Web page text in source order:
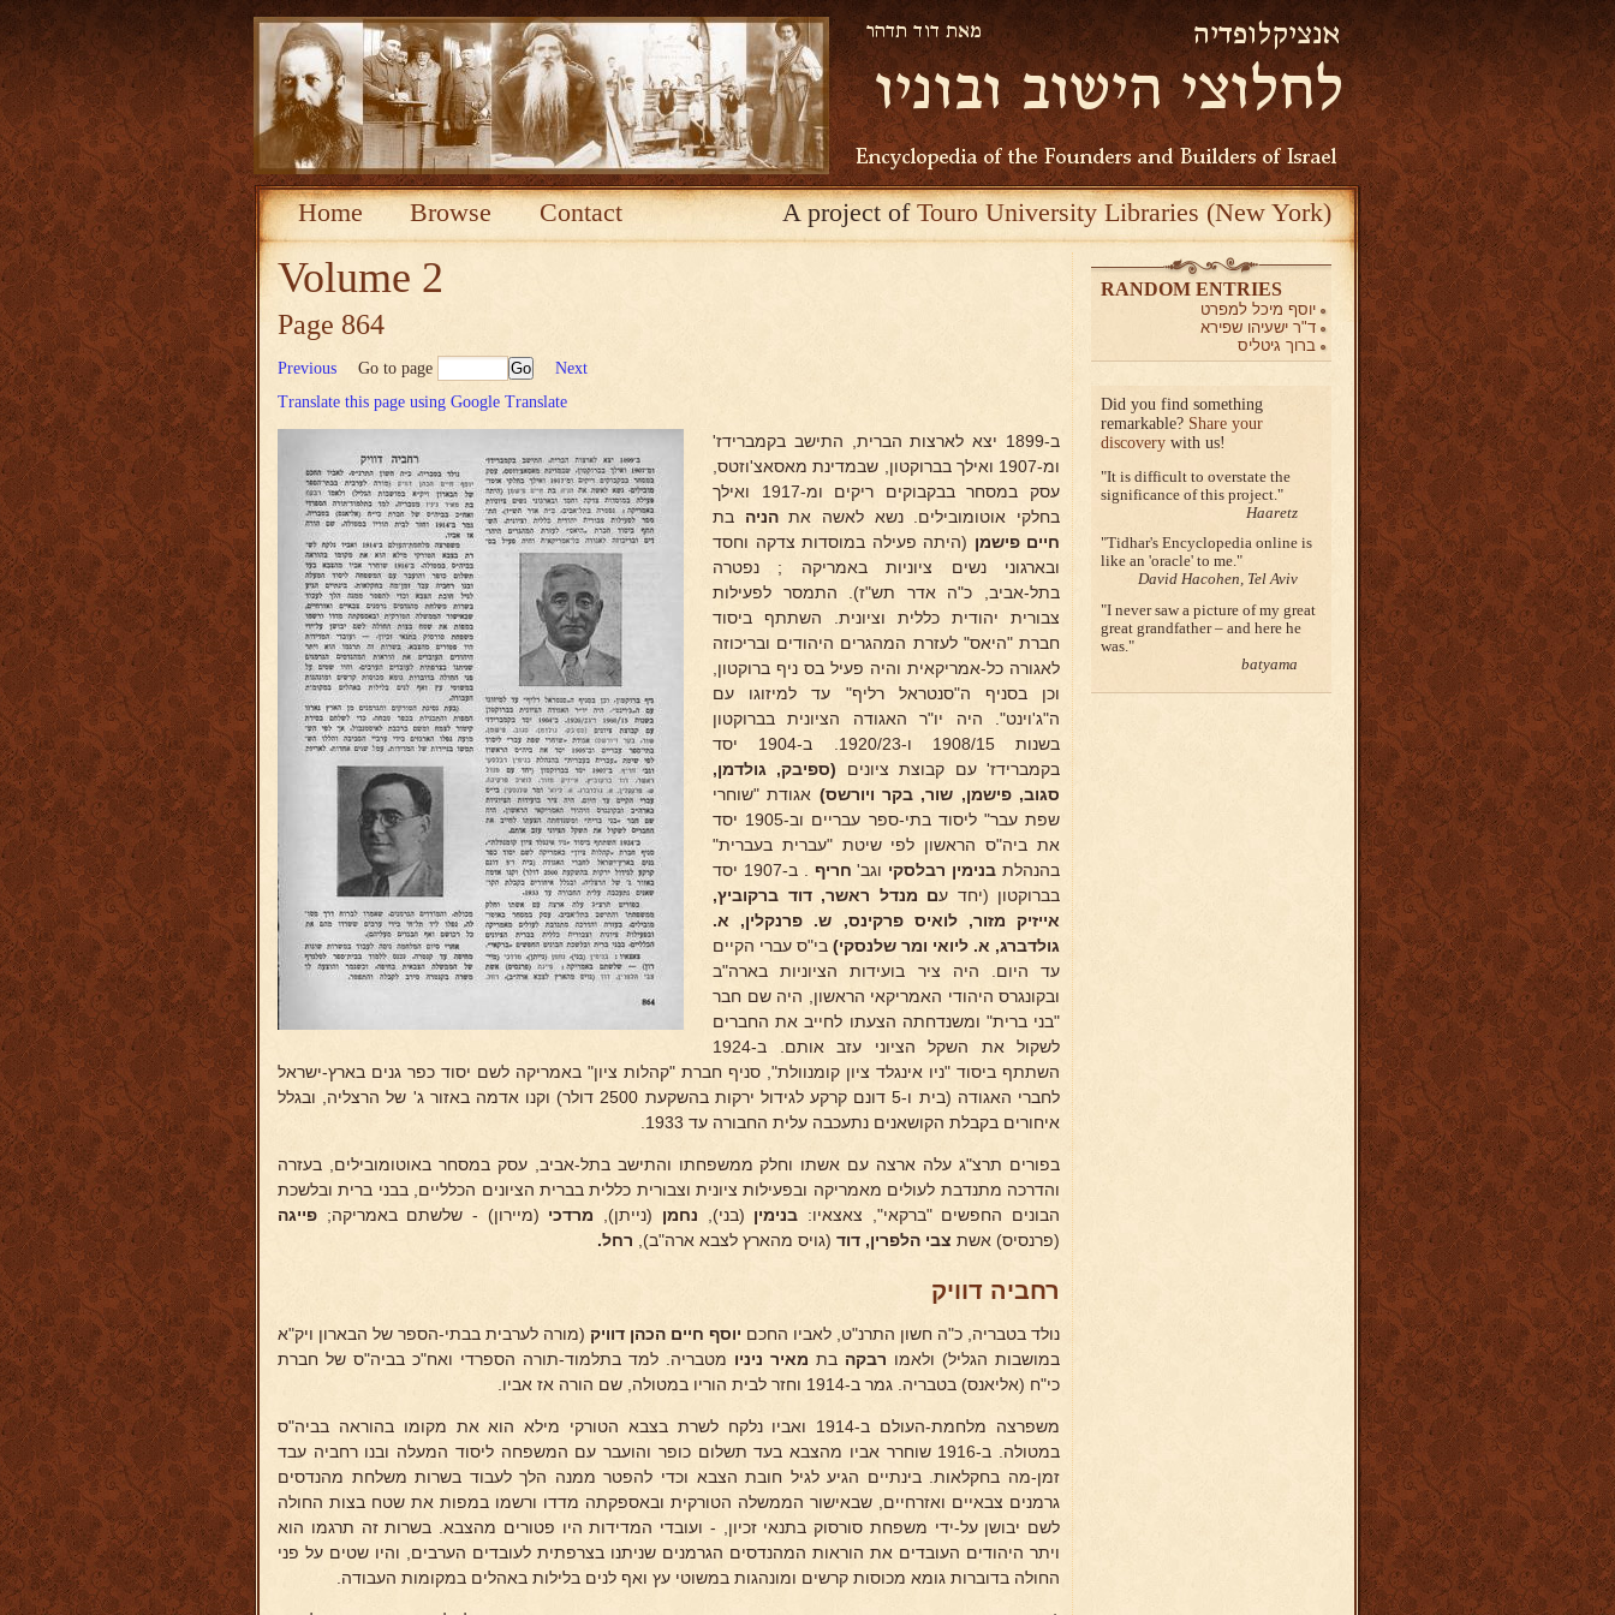
Home Browse Contact A project ofTouro University Libraries (New York)
Volume 2
Page 864
Previous Go to page
Next
Translate this page using Google Translate
ב-1899 יצא לארצות הברית, התישב בקמברידז'
ומ-1907 ואילך בברוקטון, שבמדינת מאסאצ'וזטס,
עסק במסחר בבקבוקים ריקים ומ-1917 ואילך
בחלקי אוטומובילים. נשא לאשה אתהניה בת
חיים פישמן (היתה פעילה במוסדות צדקה וחסד
ובארגוני נשים ציוניות באמריקה ; נפטרה
בתל-אביב, כ"ה אדר תש"ז). התמסר לפעילות
צבורית יהודית כללית וציונית. השתתף ביסוד
חברת "היאס" לעזרת המהגרים היהודים ובריכוזה
לאגורה כל-אמריקאית והיה פעיל בס ניף ברוקטון,
וכן בסניף ה"סנטראל רליף" עד למיזוגו עם
ה"ג'וינט". היה יו"ר האגודה הציונית בברוקטון
בשנות 1908/15 ו-1920/23. ב-1904 יסד
בקמברידז' עם קבוצת ציונים (ספיבק, גולדמן,
סגוב, פישמן, שור, בקר ויורשס) אגודת "שוחרי
שפת עבר" ליסוד בתי-ספר עבריים וב-1905 יסד
את ביה"ס הראשון לפי שיטת "עברית בעברית"
בהנהלתבנימין רבלסקי וגב'חריף
. ב-1907 יסד
בברוקטון (יחד עם מנדל ראשר, דוד ברקוביץ,
אייזיק מזור, לואיס פרקינס,
ש. פרנקלין, א.
גולדברג, א. ליואי ומר שלנסקי) בי"ס עברי הקיים
עד היום. היה ציר בועידות הציוניות בארה"ב
ובקונגרס היהודי האמריקאי הראשון, היה שם חבר
"בני ברית" ומשנדחתה הצעתו לחייב את החברים
לשקול את השקל הציוני עזב אותם. ב-1924
השתתף ביסוד "ניו אינגלד ציון קומנוולת", סניף חברת "קהלות ציון" באמריקה לשם יסוד כפר גנים בארץ-ישראל
לחברי האגודה (בית ו-5 דונם קרקע לגידול ירקות בהשקעת 2500 דולר) וקנו אדמה באזור ג' של הרצליה, ובגלל
איחורים בקבלת הקושאנים נתעכבה עלית החבורה עד 1933.
בפורים תרצ"ג עלה ארצה עם אשתו וחלק ממשפחתו והתישב בתל-אביב, עסק במסחר באוטומובילים, בעזרה
והדרכה מתנדבת לעולים מאמריקה ובפעילות ציונית וצבורית כללית בברית הציונים הכלליים, בבני ברית ובלשכת
הבונים החפשים "ברקאי", צאצאיו: בנימין (בני), נחמן (נייתן), מרדכי (מיירון) - שלשתם באמריקה; פייגה
(פרנסיס) אשת צבי הלפרין, דוד (גויס מהארץ לצבא ארה"ב), רחל.
רחביה דוויק
נולד בטבריה, כ"ה חשון התרנ"ט, לאביו החכם יוסף חיים הכהן דוויק (מורה לערבית בבתי-הספר של הבארון ויק"א
במושבות הגליל) ולאמו רבקה בת מאיר ניניו מטבריה. למד בתלמוד-תורה הספרדי ואח"כ בביה"ס של חברת
כי"ח (אליאנס) בטבריה. גמר ב-1914 וחזר לבית הוריו במטולה, שם הורה אז אביו.
משפרצה מלחמת-העולם ב-1914 ואביו נלקח לשרת בצבא הטורקי מילא הוא את מקומו בהוראה בביה"ס
במטולה. ב-1916 שוחרר אביו מהצבא בעד תשלום כופר והועבר עם המשפחה ליסוד המעלה ובנו רחביה עבד
זמן-מה בחקלאות. בינתיים הגיע לגיל חובת הצבא וכדי להפטר ממנה הלך לעבוד בשרות משלחת מהנדסים
גרמנים צבאיים ואזרחיים, שבאישור הממשלה הטורקית ובאספקתה מדדו ורשמו במפות את שטח בצות החולה
לשם יבושן על-ידי משפחת סורסוק בתנאי זכיון, - ועובדי המדידות היו פטורים מהצבא. בשרות זה תרגמו הוא
ויתר היהודים העובדים את הוראות המהנדסים הגרמנים שניתנו בצרפתית לעובדים הערבים, והיו שטים על פני
החולה בדוברות גומא מכוסות קרשים ומונהגות במשוטי עץ ואף לנים בלילות באהלים במקומות העבודה.
RANDOM ENTRIES
יוסף מיכל למפרט
ד"ר ישעיהו שפירא
ברוך גיטליס
Did you find something
remarkable? Share your
discovery with us!
It is difficult to overstate the
significance of this project.
Haaretz
Tidhar's Encyclopedia online is
like an 'oracle' to me.
David Hacohen, Tel Aviv
I never saw a picture of my great
great grandfather – and here he
was.
batyama